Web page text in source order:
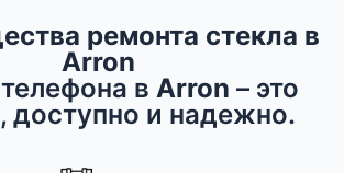
ремонта стекла в
Arron
в Arron – это
доступно и надежно.